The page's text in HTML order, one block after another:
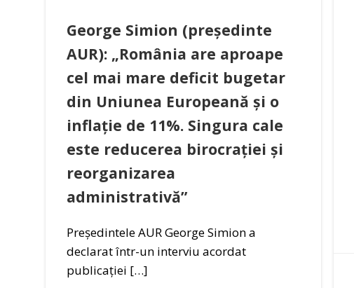
George Simion (președinte
AUR): „România are aproape
cel mai mare deficit bugetar
din Uniunea Europeană și o
inflație de 11%. Singura cale
este reducerea birocrației și
reorganizarea
administrativă”
Președintele AUR George Simion a
declarat într-un interviu acordat
publicației […]